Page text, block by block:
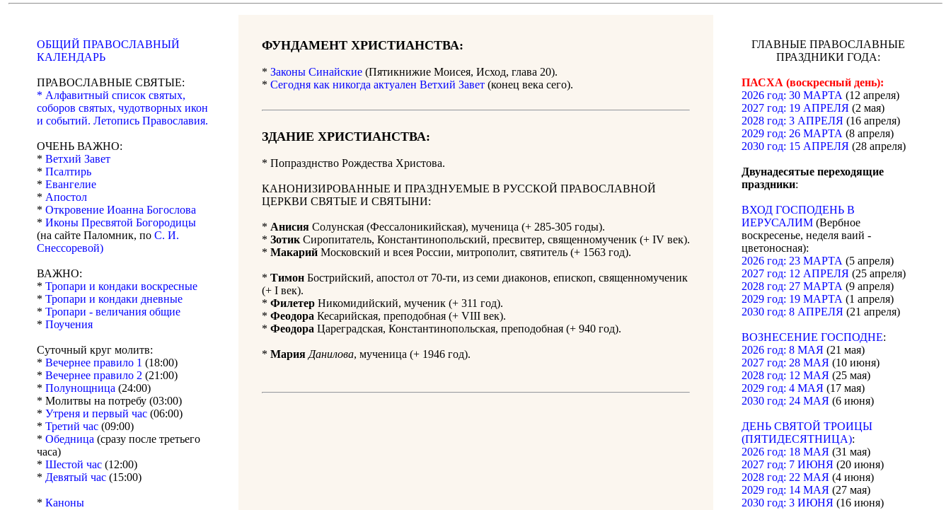
ОБЩИЙ ПРАВОСЛАВНЫЙ
КАЛЕНДАРЬ
ПРАВОСЛАВНЫЕ СВЯТЫЕ:
* Алфавитный список святых,
соборов святых, чудотворных икон
и событий. Летопись Православия.
ОЧЕНЬ ВАЖНО:
* Ветхий Завет
* Псалтирь
* Евангелие
* Апостол
* Откровение Иоанна Богослова
* Иконы Пресвятой Богородицы
(на сайте Паломник, по С. И.
Снессоревой)
ВАЖНО:
* Тропари и кондаки воскресные
* Тропари и кондаки дневные
* Тропари - величания общие
* Поучения
Суточный круг молитв:
* Вечернее правило 1 (18:00)
* Вечернее правило 2 (21:00)
* Полунощница (24:00)
* Молитвы на потребу (03:00)
* Утреня и первый час (06:00)
* Третий час (09:00)
* Обедница (сразу после третьего
часа)
* Шестой час (12:00)
* Девятый час (15:00)
* Каноны
ФУНДАМЕНТ ХРИСТИАНСТВА:
* Законы Синайские (Пятикнижие Моисея, Исход, глава 20).
* Сегодня как никогда актуален Ветхий Завет (конец века сего).
ЗДАНИЕ ХРИСТИАНСТВА:
* Попразднство Рождества Христова.
КАНОНИЗИРОВАННЫЕ И ПРАЗДНУЕМЫЕ В РУССКОЙ ПРАВОСЛАВНОЙ
ЦЕРКВИ СВЯТЫЕ И СВЯТЫНИ:
* Анисия Солунская (Фессалоникийская), мученица (+ 285-305 годы).
* Зотик Сиропитатель, Константинопольский, пресвитер, священномученик (+ IV век).
* Макарий Московский и всея России, митрополит, святитель (+ 1563 год).
* Тимон Бострийский, апостол от 70-ти, из семи диаконов, епископ, священномученик
(+ I век).
* Филетер Никомидийский, мученик (+ 311 год).
* Феодора Кесарийская, преподобная (+ VIII век).
* Феодора Цареградская, Константинопольская, преподобная (+ 940 год).
* Мария Данилова, мученица (+ 1946 год).
ГЛАВНЫЕ ПРАВОСЛАВНЫЕ
ПРАЗДНИКИ ГОДА:
ПАСХА (воскресный день):
2026 год: 30 МАРТА (12 апреля)
2027 год: 19 АПРЕЛЯ (2 мая)
2028 год: 3 АПРЕЛЯ (16 апреля)
2029 год: 26 МАРТА (8 апреля)
2030 год: 15 АПРЕЛЯ (28 апреля)
Двунадесятые переходящие
праздники:
ВХОД ГОСПОДЕНЬ В
ИЕРУСАЛИМ (Вербное
воскресенье, неделя ваий -
цветоносная):
2026 год: 23 МАРТА (5 апреля)
2027 год: 12 АПРЕЛЯ (25 апреля)
2028 год: 27 МАРТА (9 апреля)
2029 год: 19 МАРТА (1 апреля)
2030 год: 8 АПРЕЛЯ (21 апреля)
ВОЗНЕСЕНИЕ ГОСПОДНЕ:
2026 год: 8 МАЯ (21 мая)
2027 год: 28 МАЯ (10 июня)
2028 год: 12 МАЯ (25 мая)
2029 год: 4 МАЯ (17 мая)
2030 год: 24 МАЯ (6 июня)
ДЕНЬ СВЯТОЙ ТРОИЦЫ
(ПЯТИДЕСЯТНИЦА):
2026 год: 18 МАЯ (31 мая)
2027 год: 7 ИЮНЯ (20 июня)
2028 год: 22 МАЯ (4 июня)
2029 год: 14 МАЯ (27 мая)
2030 год: 3 ИЮНЯ (16 июня)